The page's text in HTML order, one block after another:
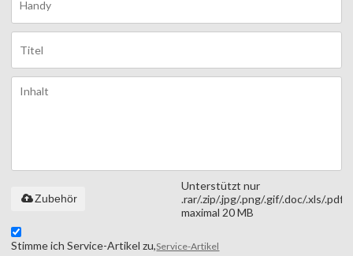
Unterstützt nur
.rar/.zip/.jpg/.png/.gif/.doc/.xls/.pdf,
maximal 20 MB
Zubehör
Stimme ich Service-Artikel zu,Service-Artikel